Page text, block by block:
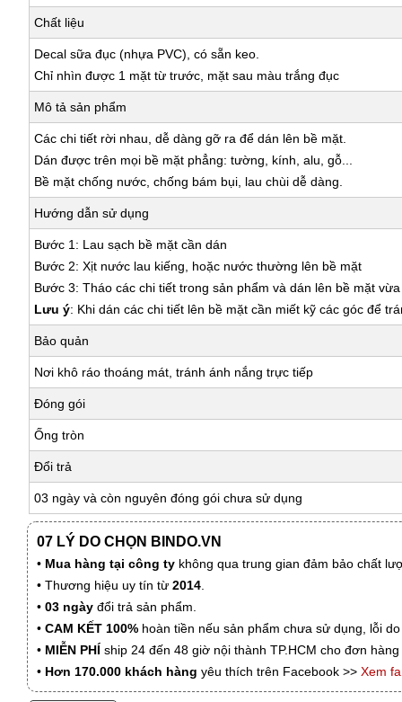
Chất liệu
Decal sữa đục (nhựa PVC), có sẵn keo.
Chỉ nhìn được 1 mặt từ trước, mặt sau màu trắng đục
Mô tả sản phẩm
Các chi tiết rời nhau, dễ dàng gỡ ra để dán lên bề mặt.
Dán được trên mọi bề mặt phẳng: tường, kính, alu, gỗ...
Bề mặt chống nước, chống bám bụi, lau chùi dễ dàng.
Hướng dẫn sử dụng
Bước 1: Lau sạch bề mặt cần dán
Bước 2: Xịt nước lau kiếng, hoặc nước thường lên bề mặt
Bước 3: Tháo các chi tiết trong sản phẩm và dán lên bề mặt
Lưu ý: Khi dán các chi tiết lên bề mặt cần miết kỹ các góc để
Bảo quản
Nơi khô ráo thoáng mát, tránh ánh nắng trực tiếp
Đóng gói
Ống tròn
Đổi trả
03 ngày và còn nguyên đóng gói chưa sử dụng
07 LÝ DO CHỌN BINDO.VN
• Mua hàng tại công ty không qua trung gian đảm bảo chất
• Thương hiệu uy tín từ 2014.
• 03 ngày đổi trả sản phẩm.
• CAM KẾT 100% hoàn tiền nếu sản phẩm chưa sử dụng, lỗi
• MIỄN PHÍ ship 24 đến 48 giờ nội thành TP.HCM cho đơn
• Hơn 170.000 khách hàng yêu thích trên Facebook >> Xem